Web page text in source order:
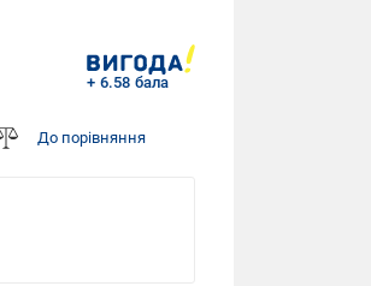
+ 6.58 бала
До порівняння